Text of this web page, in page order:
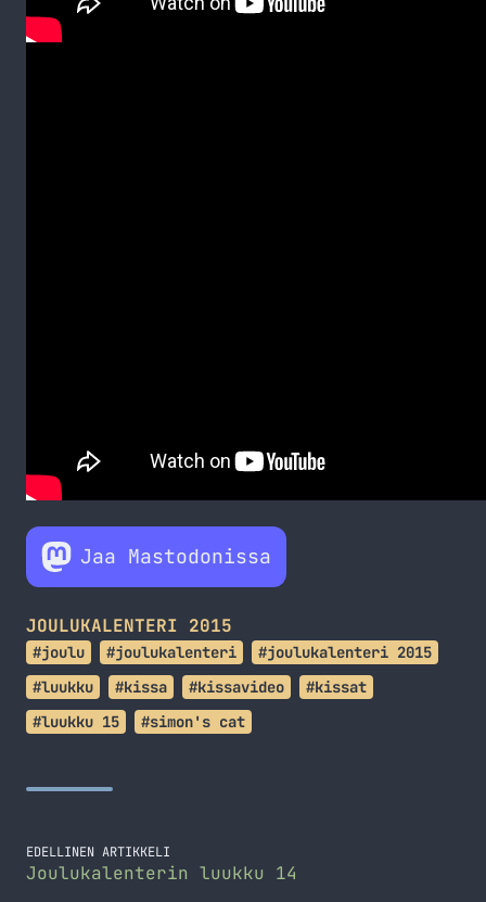
Jaa Mastodonissa
JOULUKALENTERI 2015
#joulu #joulukalenteri
#joulukalenteri 2015
#luukku
#kissa #kissavideo
#kissat
#luukku 15
#simon's cat
EDELLINEN ARTIKKELI
Joulukalenterin luukku 14